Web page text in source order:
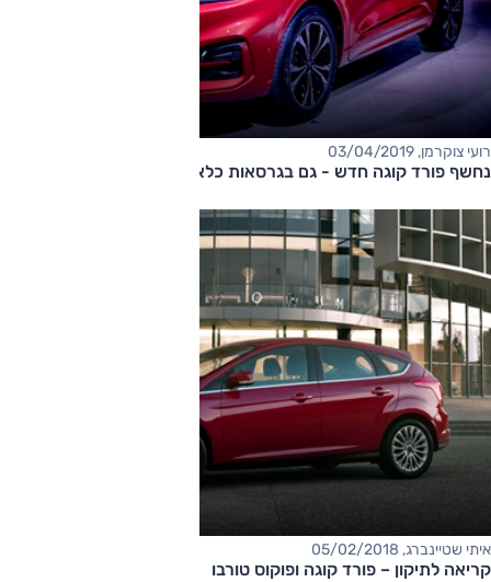
רועי צוקרמן, 03/04/2019
נחשף פורד קוגה חדש - גם בגרסאות כלאיים
איתי שטיינברג, 05/02/2018
קריאה לתיקון – פורד קוגה ופוקוס טורבו